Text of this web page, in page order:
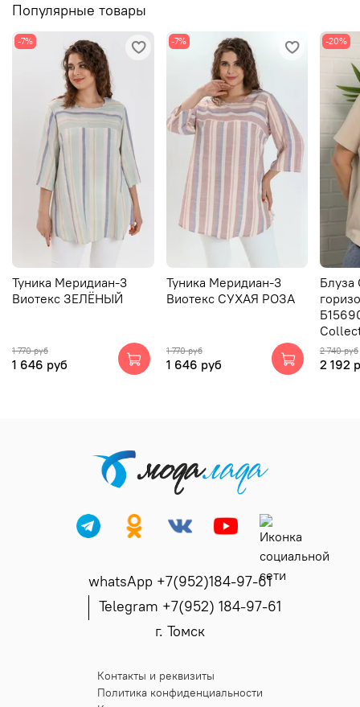
Популярные товары
-7%
Туника Меридиан-3
Виотекс ЗЕЛЁНЫЙ
1 770 руб
1 646 руб
-7%
Туника Меридиан-3
Виотекс СУХАЯ РОЗА
1 770 руб
1 646 руб
-20%
Блуза
2 740 руб
2 192
whatsApp +7(952)184-97-61
Telegram +7(952) 184-97-61
г. Томск
Контакты и реквизиты
Политика конфиденциальности